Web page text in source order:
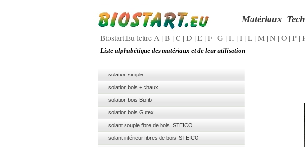
Isolation simple
Isolation bois + chaux
Isolation bois Biofib
Isolation bois Gutex
Isolant souple fibre de bois STEICO
Isolant intérieur fibres de bois STEICO
Liste alphabétique des matériaux et de leur utilisation
Biostart.Eu lettre A | B | C | D | E | F | G | H | I | L | M | N | O | P |
Matériaux